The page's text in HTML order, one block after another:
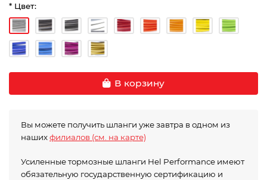
* Цвет:
В корзину
Вы можете получить шланги уже завтра в одном из
нашихфилиалов (см. на карте)
Усиленные тормозные шланги Hel Performance имеют
обязательную государственную сертификацию и